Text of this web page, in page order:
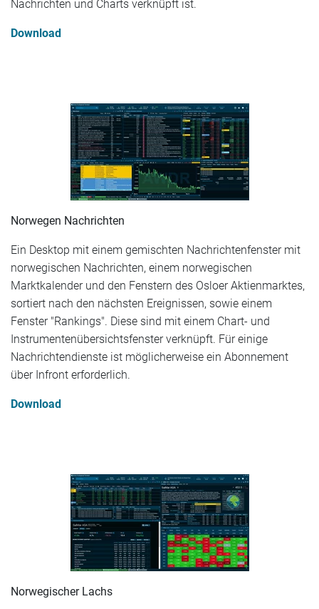
Nachrichten und Charts verknüpft ist.
Download
Norwegen Nachrichten
Ein Desktop mit einem gemischten Nachrichtenfenster mit
norwegischen Nachrichten, einem norwegischen
Marktkalender und den Fenstern des Osloer Aktienmarktes,
sortiert nach den nächsten Ereignissen, sowie einem
Fenster "Rankings". Diese sind mit einem Chart- und
Instrumentenübersichtsfenster verknüpft. Für einige
Nachrichtendienste ist möglicherweise ein Abonnement
über Infront erforderlich.
Download
Norwegischer Lachs